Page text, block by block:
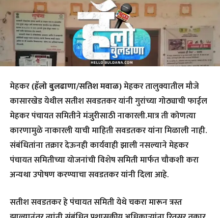
मेहकर(हॅलो बुलढाणा/सतिश मवाळ)मेहकर तालुक्यातील मौजे
कासारखेड येथील सतीश सवडतकर यांनी गुरांच्या गोठ्याची फाईल
मेहकर पंचायत समितीने मंजुरीसाठी नाकारली.मात्र ती कोणत्या
कारणामुळे नाकारली याची माहिती सवडतकर यांना मिळाली नाही.
संबंधितांना तक्रार देऊनही कार्यवाही झाली नसल्याने मेहकर
पंचायत समितीच्या योजनांची विशेष समिती मार्फत चौकशी करा
अन्यथा उपोषण करण्याचा सवडतकर यांनी दिला आहे.
सतीश सवडतकर हे पंचायत समिती येथे चकरा मारून त्रस्त